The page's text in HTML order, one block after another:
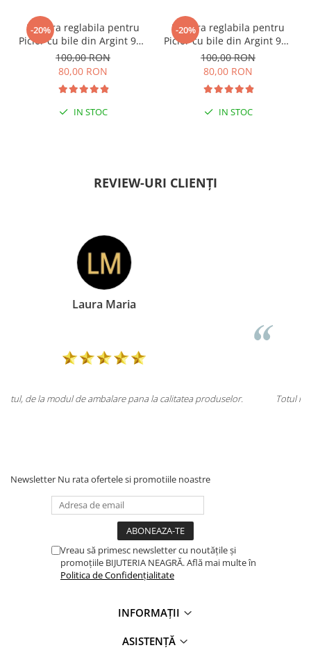
-20%
Bratara reglabila pentru
Picior cu bile din Argint 925
si margele Miyuki rosii
100,00 RON
80,00 RON
IN STOC
-20%
Bratara reglabila pentru
Picior cu bile din Argint 925
si margele Miyuki verzi
100,00 RON
80,00 RON
IN STOC
REVIEW-URI CLIENȚI
Doina Georgescu
Totul la superlativ! Produsul, fix descrierea, ambalaj, livrare.
Newsletter Nu rata ofertele si promotiile noastre
Vreau să primesc newsletter cu noutățile și
promoțiile BIJUTERIA NEAGRĂ. Află mai multe în
Politica de Confidențialitate
INFORMAȚII
ASISTENȚĂ